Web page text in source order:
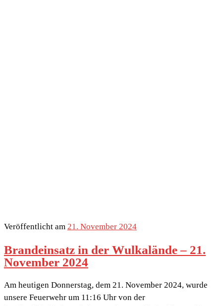
Veröffentlicht am 21. November 2024
Brandeinsatz in der Wulkalände – 21.
November 2024
Am heutigen Donnerstag, dem 21. November 2024, wurde
unsere Feuerwehr um 11:16 Uhr von der